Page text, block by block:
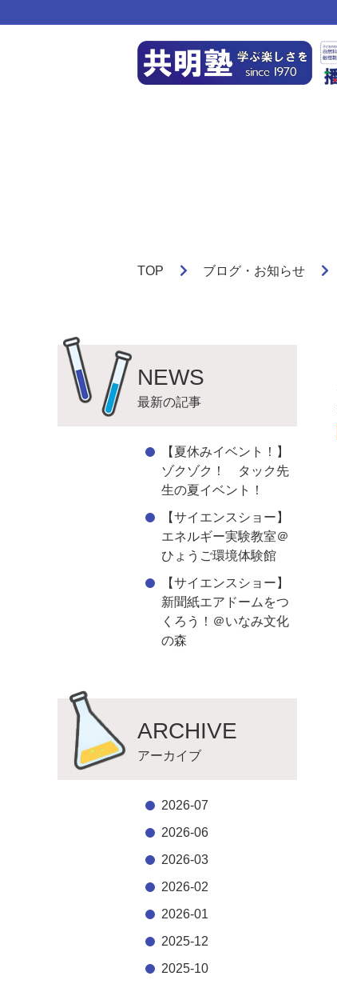
TOP ブログ・お知らせ
NEWS
最新の記事
【夏休みイベント！】
ゾクゾク！ タック先
生の夏イベント！
【サイエンスショー】
エネルギー実験教室＠
ひょうご環境体験館
【サイエンスショー】
新聞紙エアドームをつ
くろう！＠いなみ文化
の森
ARCHIVE
アーカイブ
2026-07
2026-06
2026-03
2026-02
2026-01
2025-12
2025-10